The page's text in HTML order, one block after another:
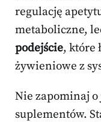
regulację
metaboliczne,
podejście, które
żywieniowe z
Nie zapominaj
suplementów.